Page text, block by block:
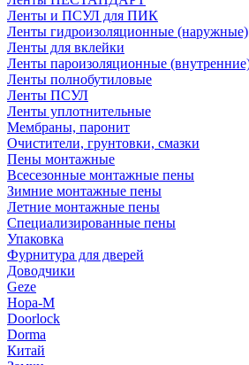
Ленты и ПСУЛ для ПИК
Ленты гидроизоляционные (наружные)
Ленты для вклейки
Ленты пароизоляционные
Ленты полнобутиловые
Ленты ПСУЛ
Ленты уплотнительные
Мембраны, паронит
Очистители, грунтовки, смазки
Пены монтажные
Всесезонные монтажные пены
Зимние монтажные пены
Летние монтажные пены
Специализированные пены
Упаковка
Фурнитура для дверей
Доводчики
Geze
Нора-М
Doorlock
Dorma
Китай